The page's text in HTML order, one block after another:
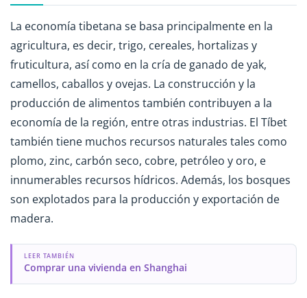
La economía tibetana se basa principalmente en la
agricultura, es decir, trigo, cereales, hortalizas y
fruticultura, así como en la cría de ganado de yak,
camellos, caballos y ovejas. La construcción y la
producción de alimentos también contribuyen a la
economía de la región, entre otras industrias. El Tíbet
también tiene muchos recursos naturales tales como
plomo, zinc, carbón seco, cobre, petróleo y oro, e
innumerables recursos hídricos. Además, los bosques
son explotados para la producción y exportación de
madera.
LEER TAMBIÉN
Comprar una vivienda en Shanghai